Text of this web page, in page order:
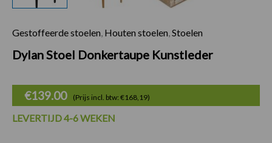
Gestoffeerde stoelen Houten stoelen Stoelen
Dylan Stoel Donkertaupe Kunstleder
€139.00 (Prijs incl. btw: €168,19)
LEVERTIJD 4-6 WEKEN
Dylan Stoel